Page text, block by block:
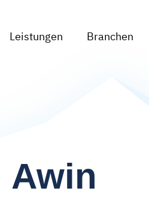
Leistungen Branchen
Awin